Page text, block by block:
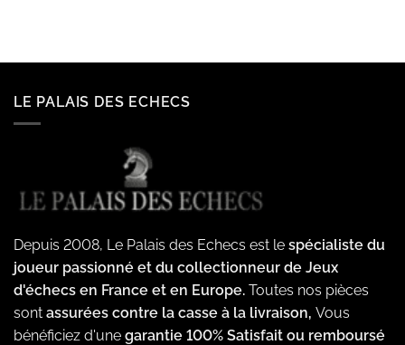
LE PALAIS DES ECHECS
Depuis 2008, Le Palais des Echecs est le spécialiste du
joueur passionné et du collectionneur de Jeux
d'échecs en France et en Europe. Toutes nos pièces
sont assurées contre la casse à la livraison, Vous
bénéficiez d'une garantie 100% Satisfait ou remboursé